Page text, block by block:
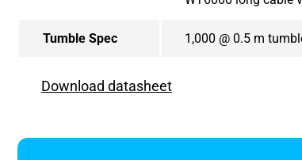
Tumble Spec 1,000 @ 0.5 m
Download datasheet